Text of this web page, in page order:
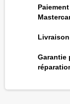
Garantie